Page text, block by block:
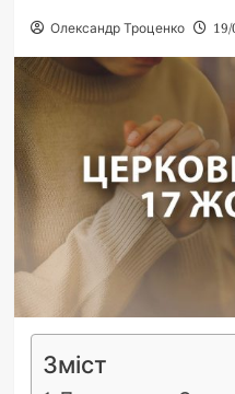
Олександр Троценко
Зміст